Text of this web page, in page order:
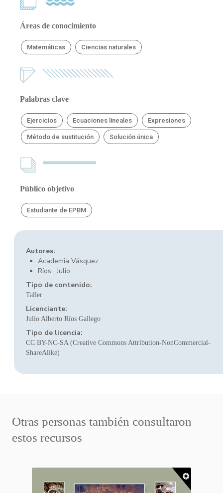
Áreas de conocimiento
Matemáticas Ciencias naturales
Palabras clave
Ejercicios Ecuaciones lineales Expresiones
Método de sustitución Solución única
Público objetivo
Estudiante de EPBM
Autores:
Academia Vásquez
Ríos , Julio
Tipo de contenido:
Taller
Licenciante:
Julio Alberto Ríos Gallego
Tipo de licencia:
CC BY-NC-SA (Creative Commons Attribution-NonCommercial-
ShareAlike)
Otras personas también consultaron
estos recursos